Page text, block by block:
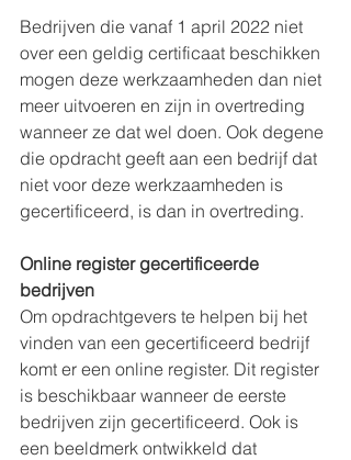
Bedrijven die vanaf 1 april 2022 niet
over een geldig certificaat beschikken
mogen deze werkzaamheden dan niet
meer uitvoeren en zijn in overtreding
wanneer ze dat wel doen. Ook degene
die opdracht geeft aan een bedrijf dat
niet voor deze werkzaamheden is
gecertificeerd, is dan in overtreding.
Online register gecertificeerde
bedrijven
Om opdrachtgevers te helpen bij het
vinden van een gecertificeerd bedrijf
komt er een online register. Dit register
is beschikbaar wanneer de eerste
bedrijven zijn gecertificeerd. Ook is
een beeldmerk ontwikkeld dat